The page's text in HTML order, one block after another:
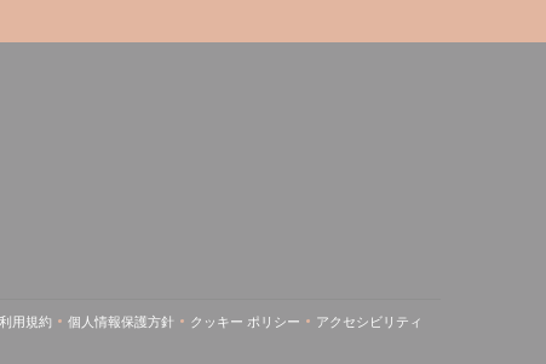
いウィンドウで開きます))
利用規約((新しいウィンドウで開きます))
個人情報保護方針((新しいウィンドウで開きます))
クッキー ポリシー((新しいウィンドウで開きます))
アクセシビリティ((新しいウィンドウで開きま